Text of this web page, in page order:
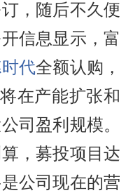
，随后不久便
信息显示，富
代全额认购，
在产能扩张和
司盈利规模。
，募投项目达
公司现在的营